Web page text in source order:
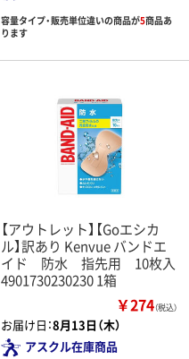
容量タイプ・販売単位違いの商品が5商品あ
ります
【アウトレット】【Goエシカ
ル】訳あり Kenvue バンドエ
イド 防水 指先用 10枚入
4901730230230 1箱
￥274（税込）
お届け日：8月13日（木）
アスクル在庫商品